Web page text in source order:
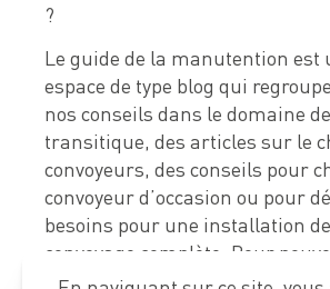
?
Le guide de la manutention est
espace de type blog qui
nos conseils dans le domaine
transitique, des articles sur le
convoyeurs, des conseils pour
convoyeur d’occasion ou pour
besoins pour une installation de
convoyage complète. Pour
retrouver des articles sur la